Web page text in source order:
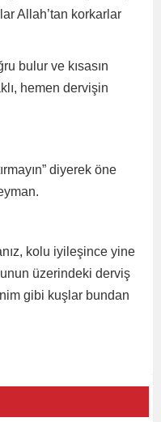
Allah’tan korkarlar
bulur ve kısasın
hemen dervişin
diyerek öne
kolu iyileşince yine
üzerindeki derviş
gibi kuşlar bundan